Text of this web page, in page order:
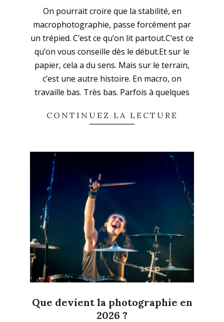
12
On pourrait croire que la stabilité, en
macrophotographie, passe forcément par
un trépied. C’est ce qu’on lit partout.C’est ce
qu’on vous conseille dès le début.Et sur le
papier, cela a du sens. Mais sur le terrain,
c’est une autre histoire. En macro, on
travaille bas. Très bas. Parfois à quelques
CONTINUEZ LA LECTURE
Que devient la photographie en
2026 ?